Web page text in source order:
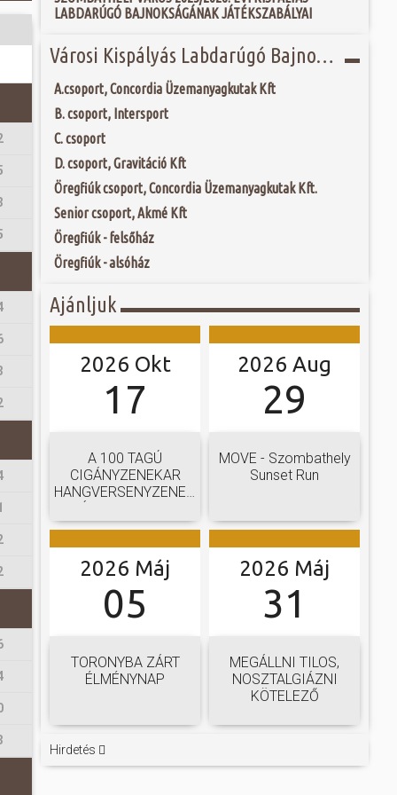
Kossuth-díjas
modern
szülővárosának
egyben
a
játékkal és
a lépést a
LABDARÚGÓ BAJNOKSÁGÁNAK JÁTÉKSZABÁLYAI
Városi Kispályás Labdarúgó Bajnokság 2021-22
A.csoport, Concordia Üzemanyagkutak Kft
B. csoport, Intersport
C. csoport
D. csoport, Gravitáció Kft
Öregfiúk csoport, Concordia Üzemanyagkutak Kft.
Senior csoport, Akmé Kft
Öregfiúk - felsőház
Öregfiúk - alsóház
Ajánljuk
2026 Okt
17
A 100 TAGÚ
CIGÁNYZENEKAR
HANGVERSENYZENEKARI
2026 Aug
29
MOVE - Szombathely
Sunset Run
2026 Máj
05
TORONYBA ZÁRT
ÉLMÉNYNAP
2026 Máj
31
MEGÁLLNI TILOS,
NOSZTALGIÁZNI
KÖTELEZŐ
Hirdetés